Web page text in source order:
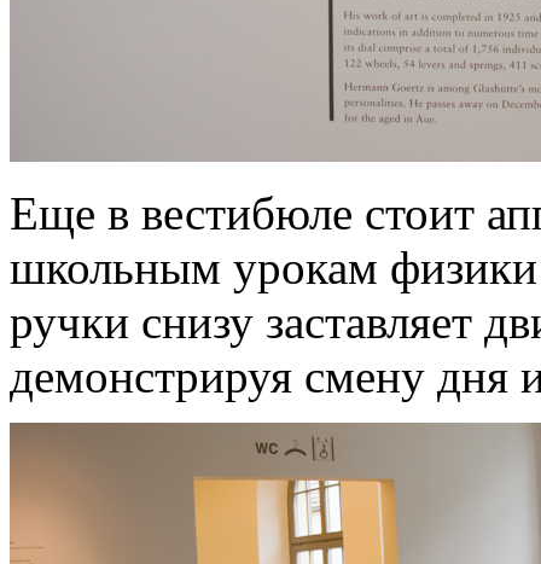
Еще в вестибюле стоит
школьным урокам
ручки снизу заставляет
демонстрируя смену дня